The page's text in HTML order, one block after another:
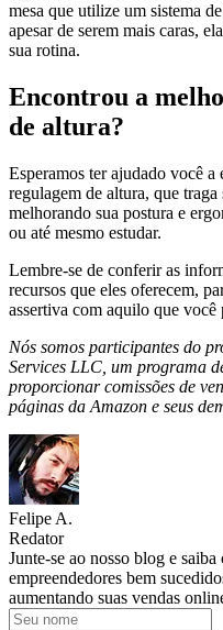
mesa que utilize um sistema
apesar de serem mais caras,
sua rotina.
Encontrou a
de altura?
Esperamos ter ajudado você
regulagem de altura, que
melhorando sua postura e
ou até mesmo estudar.
Lembre-se de conferir as
recursos que eles oferecem,
assertiva com aquilo que você
Nós somos participantes do
Services LLC, um programa
proporcionar comissões de
páginas da Amazon e seus
Felipe A.
Redator
Junte-se ao nosso blog e saiba
empreendedores bem
aumentando suas vendas